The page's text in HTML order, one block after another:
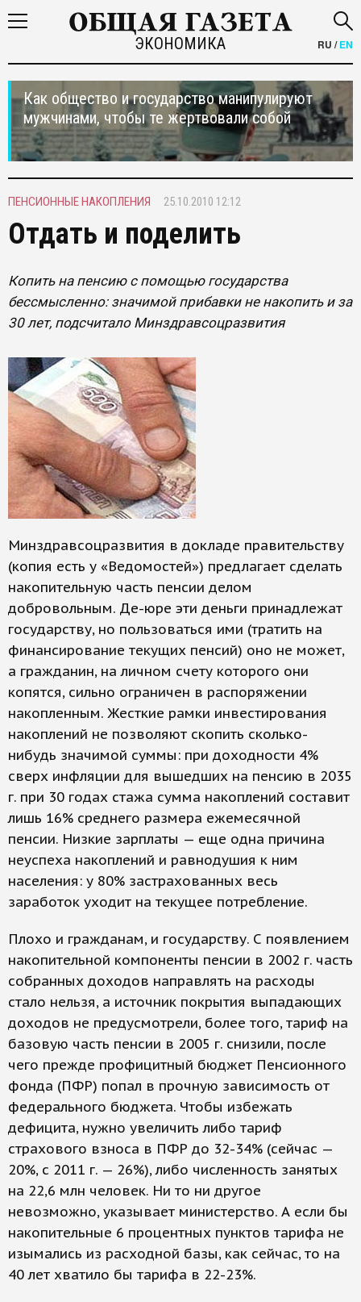
ЭКОНОМИКА RU /EN
Как общество и государство манипулируют
мужчинами, чтобы те жертвовали собой
ПЕНСИОННЫЕ НАКОПЛЕНИЯ 25.10.2010 12:12
Отдать и поделить
Копить на пенсию с помощью государства
бессмысленно: значимой прибавки не накопить и за
30 лет, подсчитало Минздравсоцразвития
Минздравсоцразвития в докладе правительству
(копия есть у «Ведомостей») предлагает сделать
накопительную часть пенсии делом
добровольным. Де-юре эти деньги принадлежат
государству, но пользоваться ими (тратить на
финансирование текущих пенсий) оно не может,
а гражданин, на личном счету которого они
копятся, сильно ограничен в распоряжении
накопленным. Жесткие рамки инвестирования
накоплений не позволяют скопить сколько-
нибудь значимой суммы: при доходности 4%
сверх инфляции для вышедших на пенсию в 2035
г. при 30 годах стажа сумма накоплений составит
лишь 16% среднего размера ежемесячной
пенсии. Низкие зарплаты — еще одна причина
неуспеха накоплений и равнодушия к ним
населения: у 80% застрахованных весь
заработок уходит на текущее потребление.
Плохо и гражданам, и государству. С появлением
накопительной компоненты пенсии в 2002 г. часть
собранных доходов направлять на расходы
стало нельзя, а источник покрытия выпадающих
доходов не предусмотрели, более того, тариф на
базовую часть пенсии в 2005 г. снизили, после
чего прежде профицитный бюджет Пенсионного
фонда (ПФР) попал в прочную зависимость от
федерального бюджета. Чтобы избежать
дефицита, нужно увеличить либо тариф
страхового взноса в ПФР до 32-34% (сейчас —
20%, с 2011 г. — 26%), либо численность занятых
на 22,6 млн человек. Ни то ни другое
невозможно, указывает министерство. А если бы
накопительные 6 процентных пунктов тарифа не
изымались из расходной базы, как сейчас, то на
40 лет хватило бы тарифа в 22-23%.